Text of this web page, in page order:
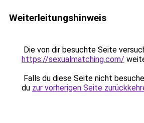
Weiterleitungshinweis
Die von dir besuchte Seite
https://sexualmatching.com/
Falls du diese Seite nicht
du zur vorherigen Seite